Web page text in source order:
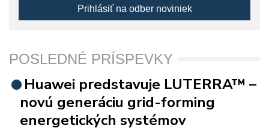
Prihlásiť na odber noviniek
POSLEDNÉ PRÍSPEVKY
Huawei predstavuje LUTERRA™ –
novú generáciu grid-forming
energetických systémov